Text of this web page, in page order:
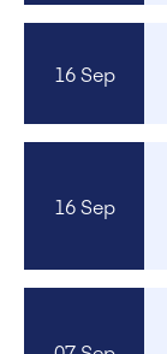
16 Sep
16 Sep